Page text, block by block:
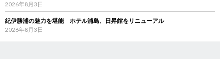
2026年8月3日
紀伊勝浦の魅力を堪能 ホテル浦島、日昇館をリニューアル
2026年8月3日